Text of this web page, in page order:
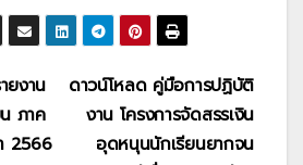
ดาวน์โหลด คู่มือการปฏิบัติ
งาน โครงการจัดสรรเงิน
อุดหนุนนักเรียนยากจน
ยงาน
ภาค
2566